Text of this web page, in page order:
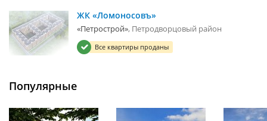
ЖК «Ломоносовъ»
«Петрострой» Петродворцовый район
Все квартиры проданы
Популярные